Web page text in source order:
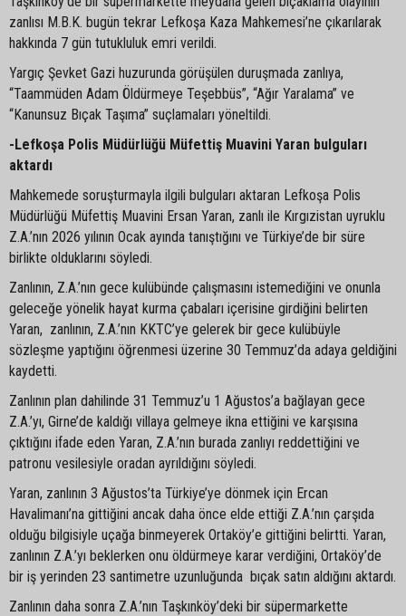
zanlısı M.B.K. bugün tekrar Lefkoşa Kaza Mahkemesi’ne çıkarılarak
hakkında 7 gün tutukluluk emri verildi.
Yargıç Şevket Gazi huzurunda görüşülen duruşmada zanlıya,
“Taammüden Adam Öldürmeye Teşebbüs”, “Ağır Yaralama” ve
“Kanunsuz Bıçak Taşıma” suçlamaları yöneltildi.
-Lefkoşa Polis Müdürlüğü Müfettiş Muavini Yaran bulguları
aktardı
Mahkemede soruşturmayla ilgili bulguları aktaran Lefkoşa Polis
Müdürlüğü Müfettiş Muavini Ersan Yaran, zanlı ile Kırgızistan uyruklu
Z.A.’nın 2026 yılının Ocak ayında tanıştığını ve Türkiye’de bir süre
birlikte olduklarını söyledi.
Zanlının, Z.A.’nın gece kulübünde çalışmasını istemediğini ve onunla
geleceğe yönelik hayat kurma çabaları içerisine girdiğini belirten
Yaran, zanlının, Z.A.’nın KKTC’ye gelerek bir gece kulübüyle
sözleşme yaptığını öğrenmesi üzerine 30 Temmuz’da adaya geldiğini
kaydetti.
Zanlının plan dahilinde 31 Temmuz’u 1 Ağustos’a bağlayan gece
Z.A.’yı, Girne’de kaldığı villaya gelmeye ikna ettiğini ve karşısına
çıktığını ifade eden Yaran, Z.A.’nın burada zanlıyı reddettiğini ve
patronu vesilesiyle oradan ayrıldığını söyledi.
Yaran, zanlının 3 Ağustos’ta Türkiye’ye dönmek için Ercan
Havalimanı’na gittiğini ancak daha önce elde ettiği Z.A.’nın çarşıda
olduğu bilgisiyle uçağa binmeyerek Ortaköy’e gittiğini belirtti. Yaran,
zanlının Z.A.’yı beklerken onu öldürmeye karar verdiğini, Ortaköy’de
bir iş yerinden 23 santimetre uzunluğunda bıçak satın aldığını aktardı.
Zanlının daha sonra Z.A.’nın Taşkınköy’deki bir süpermarkette